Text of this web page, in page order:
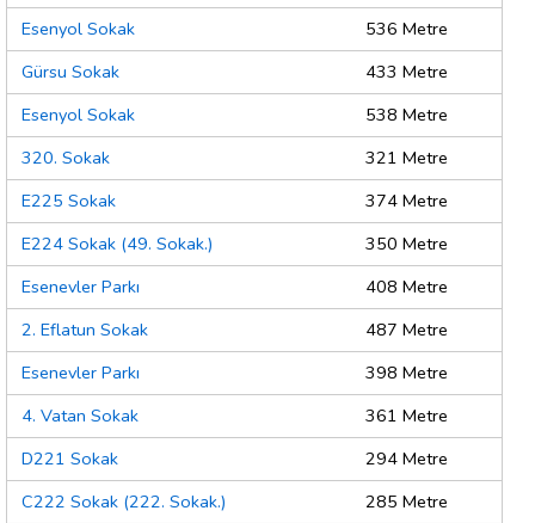
Esenyol Sokak
536 Metre
Gürsu Sokak
433 Metre
Esenyol Sokak
538 Metre
320. Sokak
321 Metre
E225 Sokak
374 Metre
E224 Sokak (49. Sokak.)
350 Metre
Esenevler Parkı
408 Metre
2. Eflatun Sokak
487 Metre
Esenevler Parkı
398 Metre
4. Vatan Sokak
361 Metre
D221 Sokak
294 Metre
C222 Sokak (222. Sokak.)
285 Metre